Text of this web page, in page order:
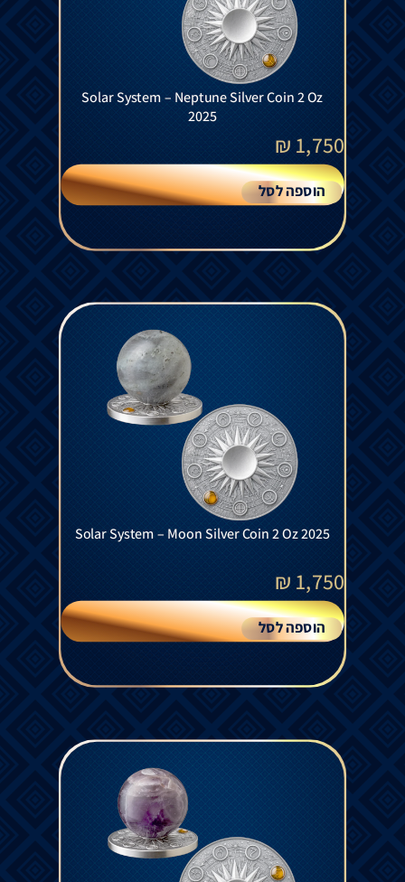
Solar System – Neptune Silver Coin 2 Oz
2025
1,750
₪
הוספה לסל
Solar System – Moon Silver Coin 2 Oz 2025
1,750
₪
הוספה לסל